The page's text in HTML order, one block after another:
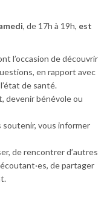
, de 17h à 19h, est
l’occasion de découvrir
en rapport avec
de santé.
devenir bénévole ou
soutenir, vous informer
de rencontrer d’autres
de partager